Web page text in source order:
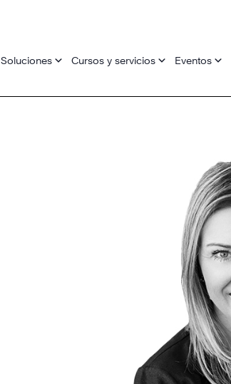
Soluciones Cursos y servicios Eventos